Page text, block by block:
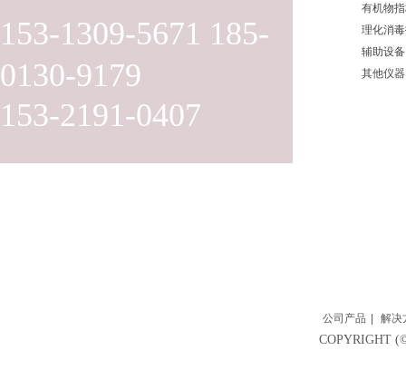
153-1309-5671 185-
0130-9179
153-2191-0407
有机物
理化消
辅助设备
其他仪器
公司产品 解决
COPYRIGHT